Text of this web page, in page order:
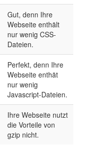
Gut, denn Ihre
Webseite enthält
nur wenig CSS-
Dateien.
Perfekt, denn Ihre
Webseite enthät
nur wenig
Javascript-Dateien.
Ihre Webseite nutzt
die Vorteile von
gzip nicht.